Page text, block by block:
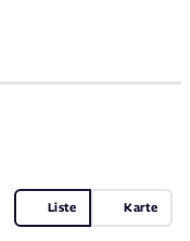
Liste Karte